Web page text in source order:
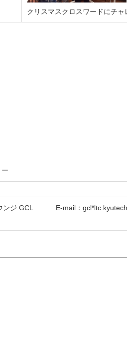
クリスマスクロスワードにチャ
ンジ GCL E-mail：